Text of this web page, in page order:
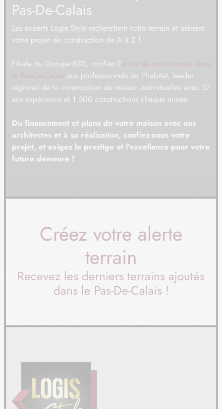
124 972 €
TERRAINÀ SAINT-OMER (62)
TERRAIN À SAINT-OMER (62)
85 000 €
10/12
89 000 €
11 12
TERRAINÀ TOURNEHEM-SUR-LA-HEM (62)
Pas-De-Calais
Les experts Logis Style recherchent votre terrain et mènent
votre projet de construction de A à Z !
Filiale du Groupe BDL, confiez l'achat de votre terrain dans
le Pas-De-Calais aux professionnels de l'habitat, leader
régional de la construction de maison individuelles avec 37
ans expérience et 1 500 constructions chaque année.
Du financement et plans de votre maison avec nos
architectes et à sa réalisation, confiez-nous votre
projet, et exigez le prestige et l'excellence pour votre
future demeure !
Créez votre alerte
terrain
Recevez les derniers terrains ajoutés
dans le Pas-De-Calais !